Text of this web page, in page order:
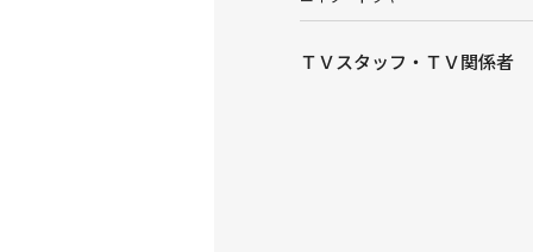
ＴＶスタッフ・ＴＶ関係者